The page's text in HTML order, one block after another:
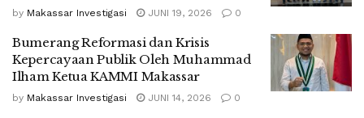
by Makassar Investigasi JUNI 19, 2026 0
Bumerang Reformasi dan Krisis
Kepercayaan Publik Oleh Muhammad
Ilham Ketua KAMMI Makassar
by Makassar Investigasi JUNI 14, 2026 0